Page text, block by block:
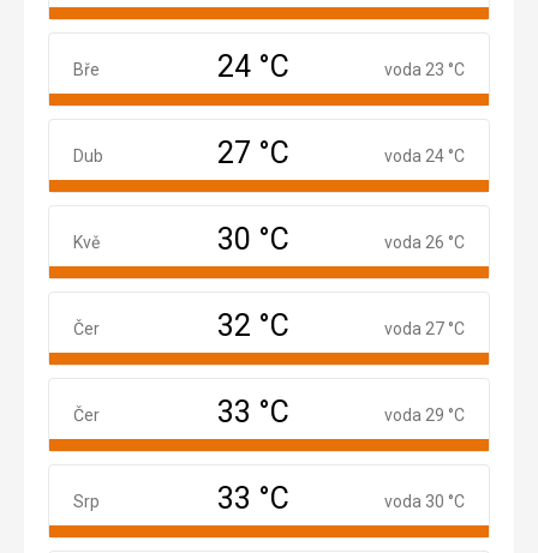
Březen
Bře 24 °C voda 23 °C
Duben
Dub 27 °C voda 24 °C
Květen
Kvě 30 °C voda 26 °C
Červen
Čer 32 °C voda 27 °C
Červenec
Čer 33 °C voda 29 °C
Srpen
Srp 33 °C voda 30 °C